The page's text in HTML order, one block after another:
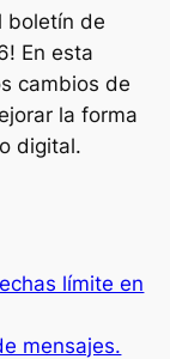
boletín de
En esta
cambios de
la forma
digital.
límite en
mensajes.